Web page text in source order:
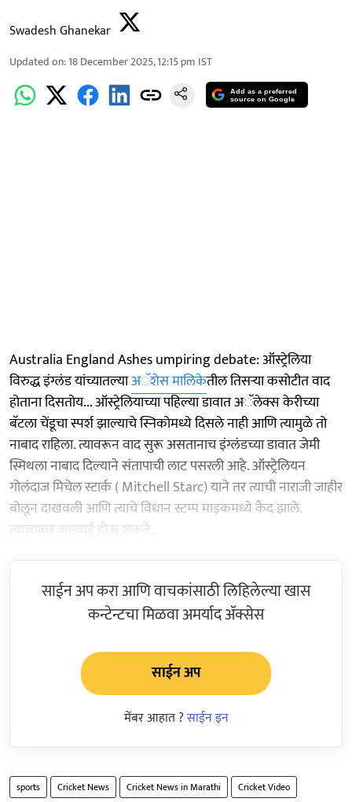
Swadesh Ghanekar
Updated on:18 December 2025, 12:15 pm IST
Add as a preferred
source on Google
Australia England Ashes umpiring debate: ऑस्ट्रेलिया
विरुद्ध इंग्लंड यांच्यातल्याअॅशेस मालिकेतील तिसऱ्या कसोटीत वाद
होताना दिसतोय... ऑस्ट्रेलियाच्या पहिल्या डावात अॅलेक्स केरीच्या
बॅटला चेंडूचा स्पर्श झाल्याचे स्निकोमध्ये दिसले नाही आणि त्यामुळे तो
नाबाद राहिला. त्यावरून वाद सुरू असतानाच इंग्लंडच्या डावात जेमी
स्मिथला नाबाद दिल्याने संतापाची लाट पसरली आहे. ऑस्ट्रेलियन
गोलंदाज मिचेल स्टार्क ( Mitchell Starc) याने तर त्याची नाराजी जाहीर
बोलून दाखवली आणि त्याचे विधान स्टम्प माइकमध्ये कैद झाले.
त्याच्यावर कारवाई होऊ शकते..
साईन अप करा आणि वाचकांसाठी लिहिलेल्या खास
कन्टेन्टचा मिळवा अमर्याद ॲक्सेस
साईन अप
मेंबर आहात ?साईन इन
sports Cricket News Cricket News in Marathi Cricket Video